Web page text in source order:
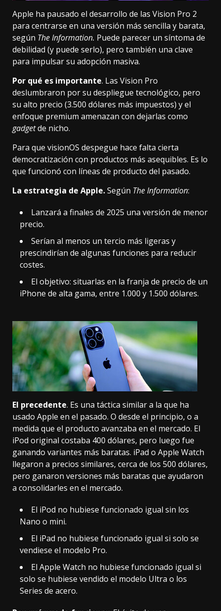
Apple ha pausado el desarrollo de las Vision Pro 2
para centrarse en una versión más sencilla y barata,
según The Information. Puede parecer un síntoma de
debilidad (y puede serlo), pero también una clave
para impulsar su adopción masiva.
Por qué es importante. Las Vision Pro
deslumbraron por su despliegue tecnológico, pero
su alto precio (3.500 dólares más impuestos) y el
enfoque premium amenazan con dejarlas como
gadgetde nicho.
Para que visionOS despegue hace falta cierta
democratización con productos más asequibles. Es lo
que funcionó con líneas de producto del pasado.
La estrategia de Apple.Según The Information:
Lanzará a finales de 2025 una versión de menor
precio.
Serían al menos un tercio más ligeras y
prescindirían de algunas funciones para reducir
costes.
El objetivo: situarlas en la franja de precio de un
iPhone de alta gama, entre 1.000 y 1.500 dólares.
El precedente. Es una táctica similar a la que ha
usado Apple en el pasado. O desde el principio, o a
medida que el producto avanzaba en el mercado. El
iPod original costaba 400 dólares, pero luego fue
ganando variantes más baratas. iPad o Apple Watch
llegaron a precios similares, cerca de los 500 dólares,
pero ganaron versiones más baratas que ayudaron
a consolidarles en el mercado.
El iPod no hubiese funcionado igual sin los
Nano o mini.
El iPad no hubiese funcionado igual si solo se
vendiese el modelo Pro.
El Apple Watch no hubiese funcionado igual si
solo se hubiese vendido el modelo Ultra o los
Series de acero.